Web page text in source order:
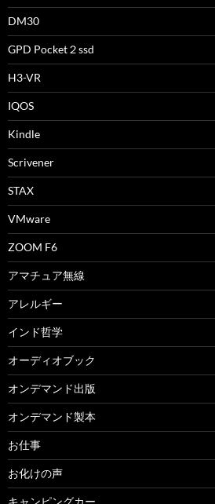
DM30
GPD Pocket２ssd
H3-VR
IQOS
Kindle
Scrivener
STAX
VMware
ZOOM F6
アマチュア無線
アレルギー
インド哲学
オーディオブック
オンデマンド出版
オンデマンド製本
お仕事
お化けの声
キャンピングカー